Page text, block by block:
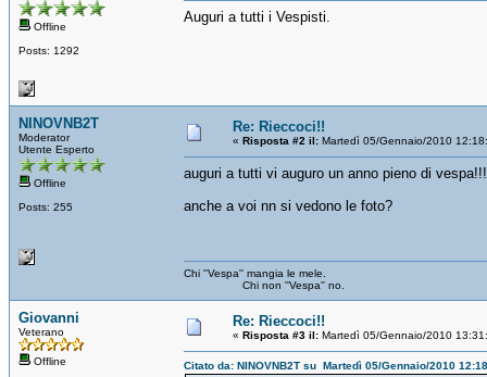
Offline
Posts: 1292
Auguri a tutti i Vespisti.
NINOVNB2T
Moderator
Utente Esperto
Offline
Posts: 255
Re: Rieccoci!!
« Risposta #2 il: Martedì 05/Gennaio/2010
auguri a tutti vi auguro un anno pieno di
anche a voi nn si vedono le foto?
Chi ''Vespa'' mangia le mele.
Chi non ''Vespa'' no.
Giovanni
Veterano
Offline
Re: Rieccoci!!
« Risposta #3 il: Martedì 05/Gennaio/2010
Citato da: NINOVNB2T su Martedì 05/Gennaio/2010